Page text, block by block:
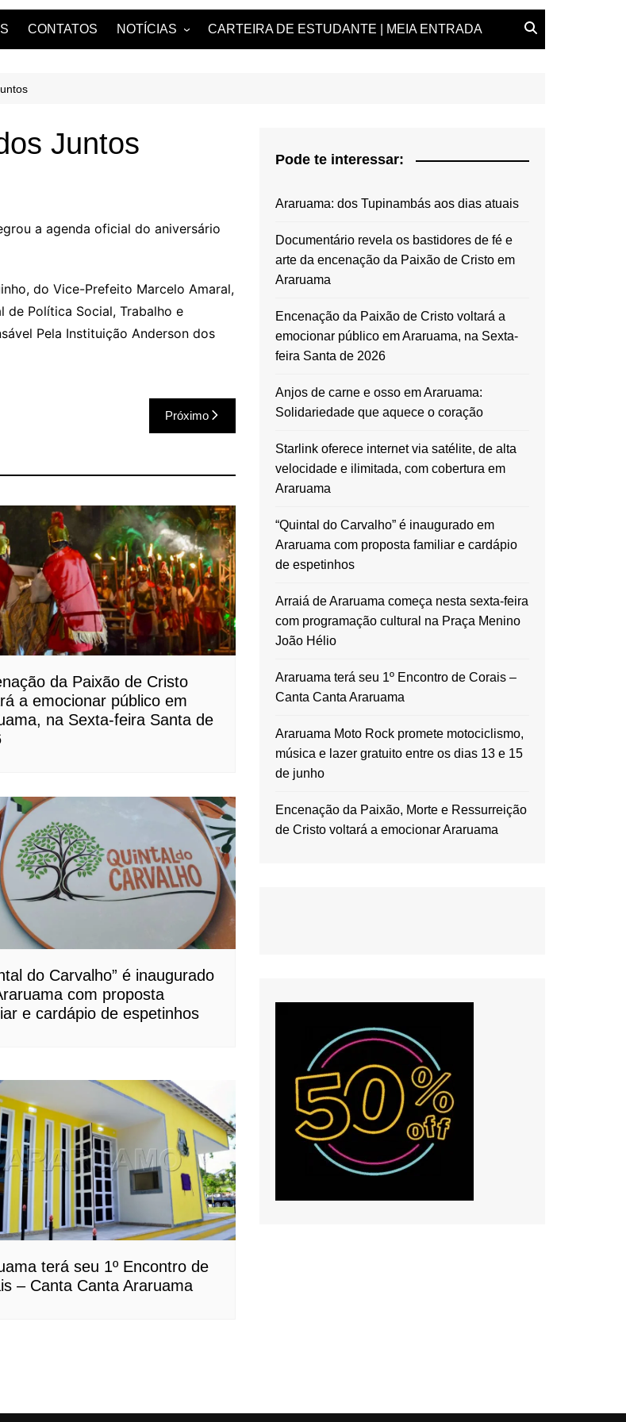
CONTATOS NOTÍCIAS CARTEIRA DE ESTUDANTE | MEIA ENTRADA
Juntos
a agenda oficial do aniversário
do Vice-Prefeito Marcelo Amaral,
de Política Social, Trabalho e
Pela Instituição Anderson dos
Próximo
da Paixão de Cristo
a emocionar público em
na Sexta-feira Santa de
do Carvalho” é inaugurado
com proposta
e cardápio de espetinhos
terá seu 1º Encontro de
– Canta Canta Araruama
Pode te interessar:
Araruama: dos Tupinambás aos dias atuais
Documentário revela os bastidores de fé e
arte da encenação da Paixão de Cristo em
Araruama
Encenação da Paixão de Cristo voltará a
emocionar público em Araruama, na Sexta-
feira Santa de 2026
Anjos de carne e osso em Araruama:
Solidariedade que aquece o coração
Starlink oferece internet via satélite, de alta
velocidade e ilimitada, com cobertura em
Araruama
“Quintal do Carvalho” é inaugurado em
Araruama com proposta familiar e cardápio
de espetinhos
Arraiá de Araruama começa nesta sexta-feira
com programação cultural na Praça Menino
João Hélio
Araruama terá seu 1º Encontro de Corais –
Canta Canta Araruama
Araruama Moto Rock promete motociclismo,
música e lazer gratuito entre os dias 13 e 15
de junho
Encenação da Paixão, Morte e Ressurreição
de Cristo voltará a emocionar Araruama